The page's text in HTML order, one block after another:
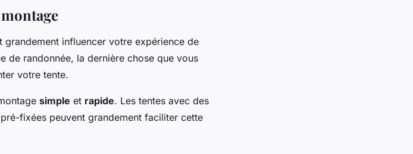
influencer votre expérience de
de randonnée, la dernière chose que vous
votre tente.
simple et rapide. Les tentes avec des
fixées peuvent grandement faciliter cette